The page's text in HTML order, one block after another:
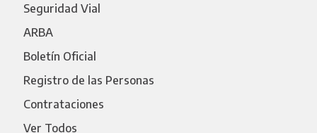
Seguridad Vial
ARBA
Boletín Oficial
Registro de las Personas
Contrataciones
Ver Todos